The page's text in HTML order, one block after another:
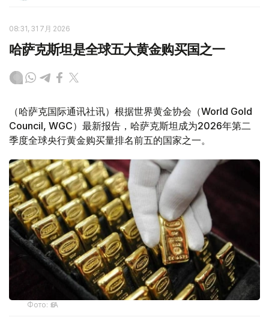
08:31, 31 7月 2026
哈萨克斯坦是全球五大黄金购买国之一
（哈萨克国际通讯社讯）根据世界黄金协会（World Gold
Council, WGC）最新报告，哈萨克斯坦成为2026年第二
季度全球央行黄金购买量排名前五的国家之一。
Фото: ӨзА